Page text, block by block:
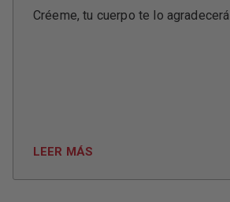
Créeme, tu cuerpo te lo agradecerá
LEER MÁS